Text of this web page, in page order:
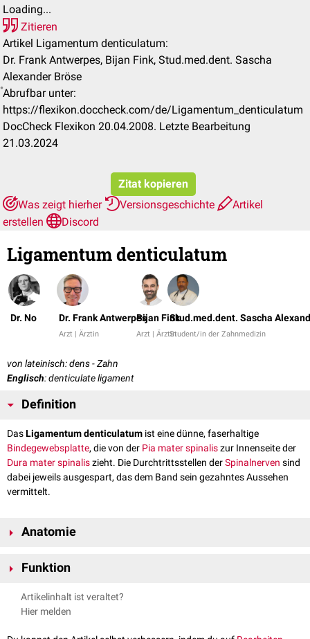
Loading...
Zitieren
Artikel Ligamentum denticulatum:
Dr. Frank Antwerpes, Bijan Fink, Stud.med.dent. Sascha
Alexander Bröse
Abrufbar unter:
https://flexikon.doccheck.com/de/Ligamentum_denticulatum
DocCheck Flexikon 20.04.2008. Letzte Bearbeitung
21.03.2024
Zitat kopieren
Was zeigt hierher
Versionsgeschichte
Artikel
erstellen
Discord
Ligamentum denticulatum
Dr. No Dr. Frank Antwerpes
Arzt | Ärztin
Bijan Fink
Arzt | Ärztin
Stud.med.dent. Sascha
Student/in der Zahnmedizin
von lateinisch: dens - Zahn
Englisch: denticulate ligament
Definition
DasLigamentum denticulatum ist eine dünne, faserhaltige
Bindegewebsplatte, die von der Pia mater spinaliszur Innenseite der
Dura mater spinaliszieht. Die Durchtrittsstellen derSpinalnerven sind
dabei jeweils ausgespart, das dem Band sein gezahntes Aussehen
vermittelt.
Anatomie
aus straffemkollagenem
Es läuft nachlateral in ca. 20 Zacken aus, deren Spitzen an der Dura
mater spinalis zwischen den Duratrichtern ansetzen. Die oberste Zacke
Funktion
Das Ligamentum denticulatum dient der Aufhängung des
Duralsack
Artikelinhalt ist veraltet?
Hier melden